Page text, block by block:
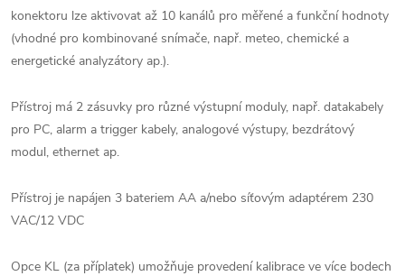
konektoru lze aktivovat až 10 kanálů pro měřené a funkční hodnoty
(vhodné pro kombinované snímače, např. meteo, chemické a
energetické analyzátory ap.).
Přístroj má 2 zásuvky pro různé výstupní moduly, např. datakabely
pro PC, alarm a trigger kabely, analogové výstupy, bezdrátový
modul, ethernet ap.
Přístroj je napájen 3 bateriem AA a/nebo síťovým adaptérem 230
VAC/12 VDC
Opce KL (za příplatek) umožňuje provedení kalibrace ve více bodech